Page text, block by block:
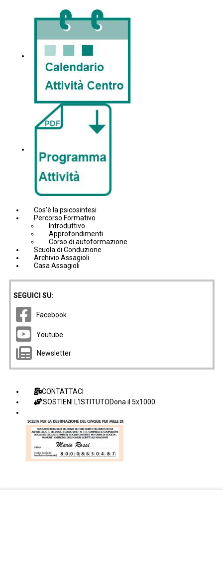
Cos'è la psicosintesi
Percorso Formativo
Introduttivo
Approfondimenti
Corso di autoformazione
Scuola di Conduzione
Archivio Assagioli
Casa Assagioli
SEGUICI SU:
Facebook
Youtube
Newsletter
CONTATTACI
SOSTIENI L'ISTITUTODona il 5x1000